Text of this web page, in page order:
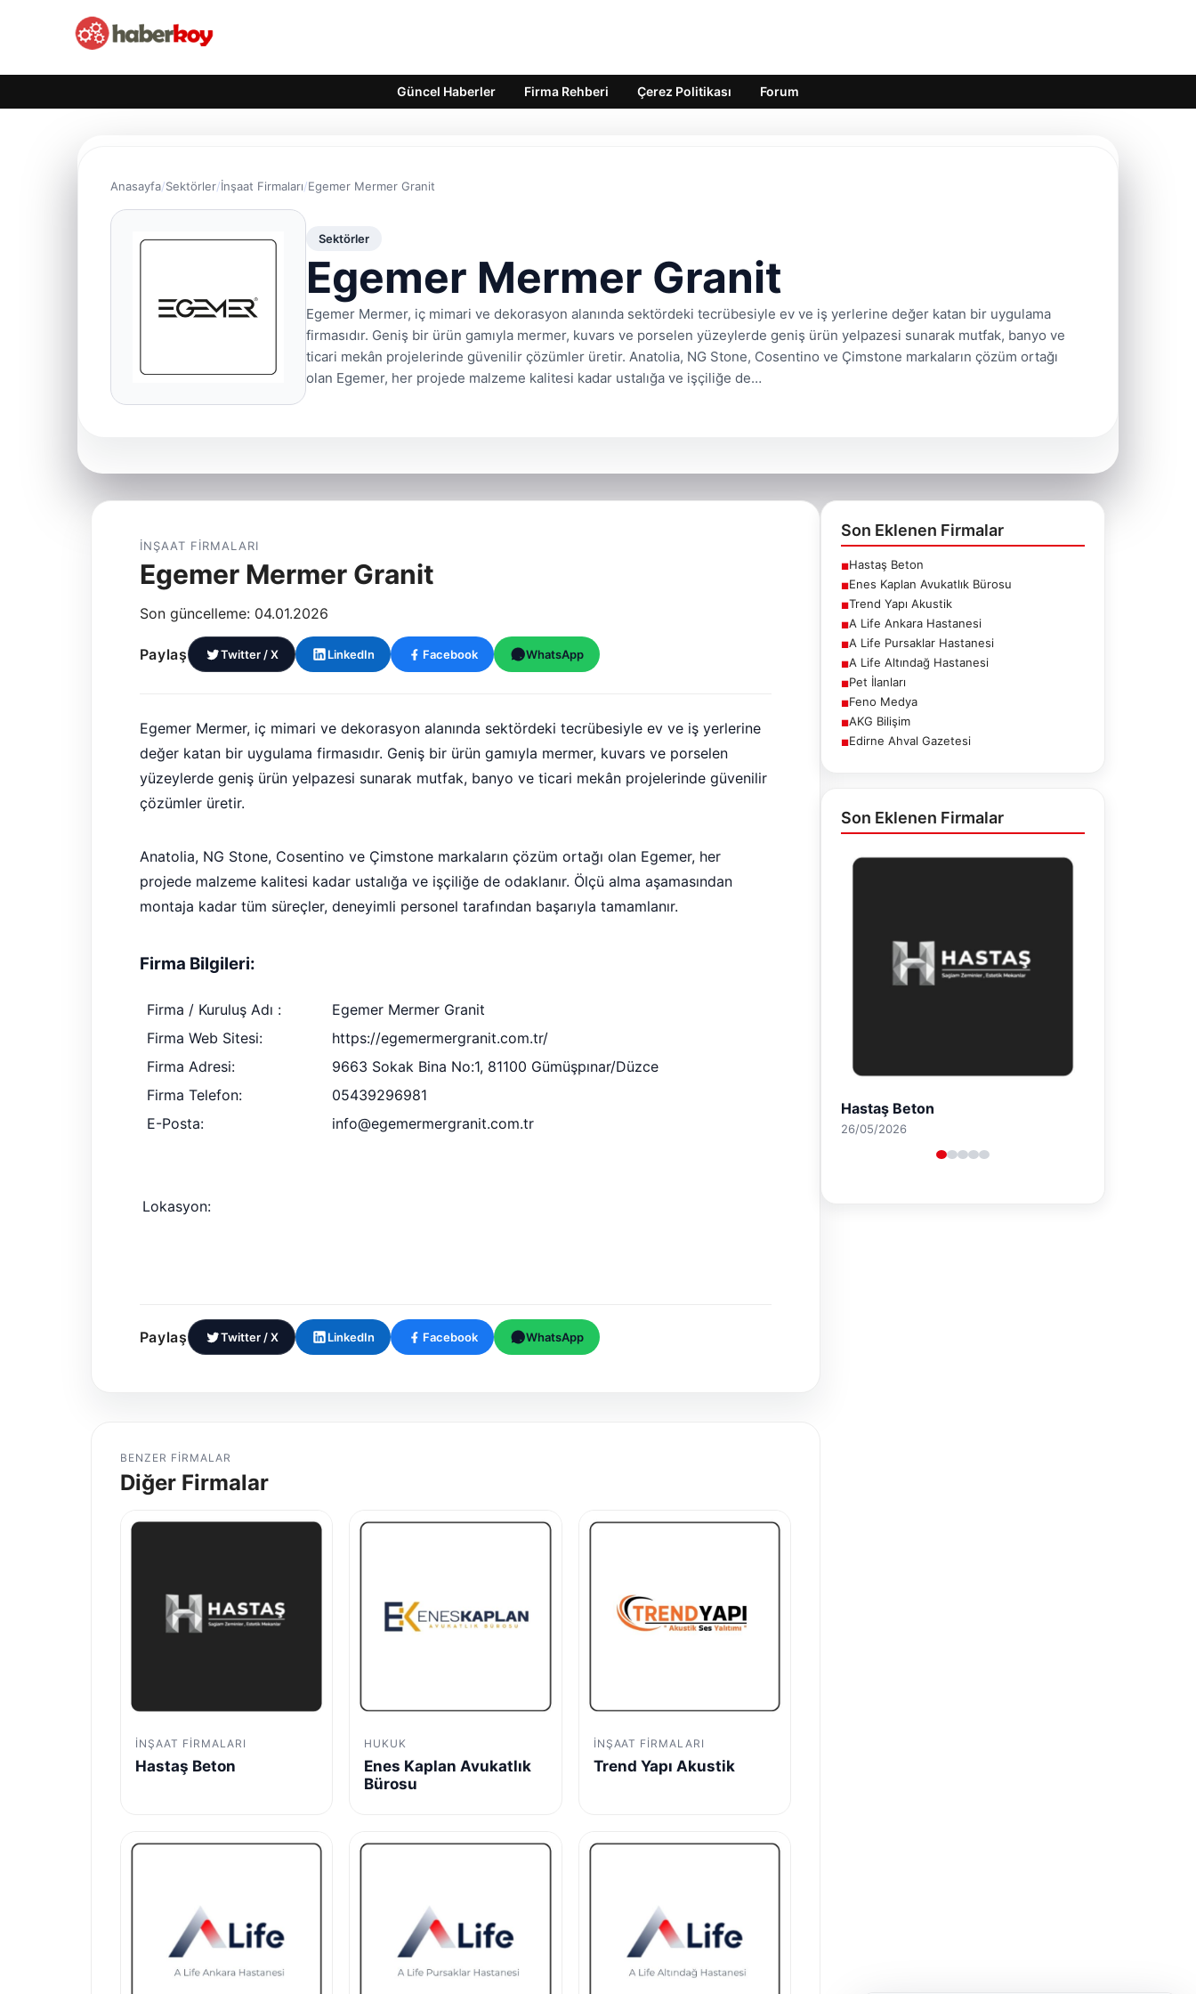
Güncel Haberler Firma Rehberi Çerez Politikası Forum
Anasayfa Sektörler İnşaat Firmaları Egemer Mermer Granit
Sektörler
Egemer Mermer Granit
Egemer Mermer, iç mimari ve dekorasyon alanında sektördeki tecrübesiyle ev ve iş yerlerine değer katan bir uygulama
firmasıdır. Geniş bir ürün gamıyla mermer, kuvars ve porselen yüzeylerde geniş ürün yelpazesi sunarak mutfak, banyo ve
ticari mekân projelerinde güvenilir çözümler üretir. Anatolia, NG Stone, Cosentino ve Çimstone markaların çözüm ortağı
olan Egemer, her projede malzeme kalitesi kadar ustalığa ve işçiliğe de…
İNŞAAT FIRMALARI
Egemer Mermer Granit
Son güncelleme: 04.01.2026
Paylaş Twitter / X LinkedIn Facebook WhatsApp
Egemer Mermer, iç mimari ve dekorasyon alanında sektördeki tecrübesiyle ev ve iş yerlerine
değer katan bir uygulama firmasıdır. Geniş bir ürün gamıyla mermer, kuvars ve porselen
yüzeylerde geniş ürün yelpazesi sunarak mutfak, banyo ve ticari mekân projelerinde güvenilir
çözümler üretir.
Anatolia, NG Stone, Cosentino ve Çimstone markaların çözüm ortağı olan Egemer, her
projede malzeme kalitesi kadar ustalığa ve işçiliğe de odaklanır. Ölçü alma aşamasından
montaja kadar tüm süreçler, deneyimli personel tarafından başarıyla tamamlanır.
Firma Bilgileri:
Firma / Kuruluş Adı :
Egemer Mermer Granit
Firma Web Sitesi:
https://egemermergranit.com.tr/
Firma Adresi:
9663 Sokak Bina No:1, 81100 Gümüşpınar/Düzce
Firma Telefon:
05439296981
E-Posta:
info@egemermergranit.com.tr
Lokasyon:
Paylaş Twitter / X LinkedIn Facebook WhatsApp
BENZER FIRMALAR
Diğer Firmalar
İNŞAAT FIRMALARI
Hastaş Beton
HUKUK
Enes Kaplan Avukatlık
Bürosu
İNŞAAT FIRMALARI
Trend Yapı Akustik
Son Eklenen Firmalar
■Hastaş Beton
■Enes Kaplan Avukatlık Bürosu
■Trend Yapı Akustik
■A Life Ankara Hastanesi
■A Life Pursaklar Hastanesi
■A Life Altındağ Hastanesi
■Pet İlanları
■Feno Medya
■AKG Bilişim
■Edirne Ahval Gazetesi
Son Eklenen Firmalar
Enes Kaplan Avukatlık Bürosu
28/04/2026